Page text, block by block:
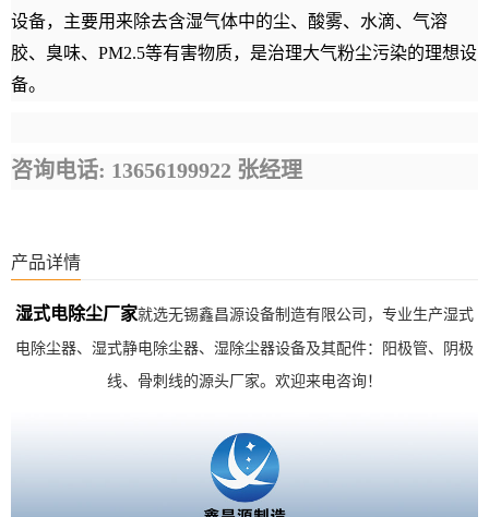
设备，主要用来除去含湿气体中的尘、酸雾、水滴、气溶
胶、臭味、PM2.5等有害物质，是治理大气粉尘污染的理想设
备。
咨询电话: 13656199922 张经理
产品详情
湿式电除尘厂家就选无锡鑫昌源设备制造有限公司，专业生产湿式
电除尘器、湿式静电除尘器、湿除尘器设备及其配件：阳极管、阴极
线、骨刺线的源头厂家。欢迎来电咨询！